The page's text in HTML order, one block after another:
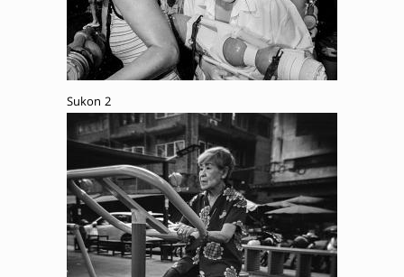
Sukon 2